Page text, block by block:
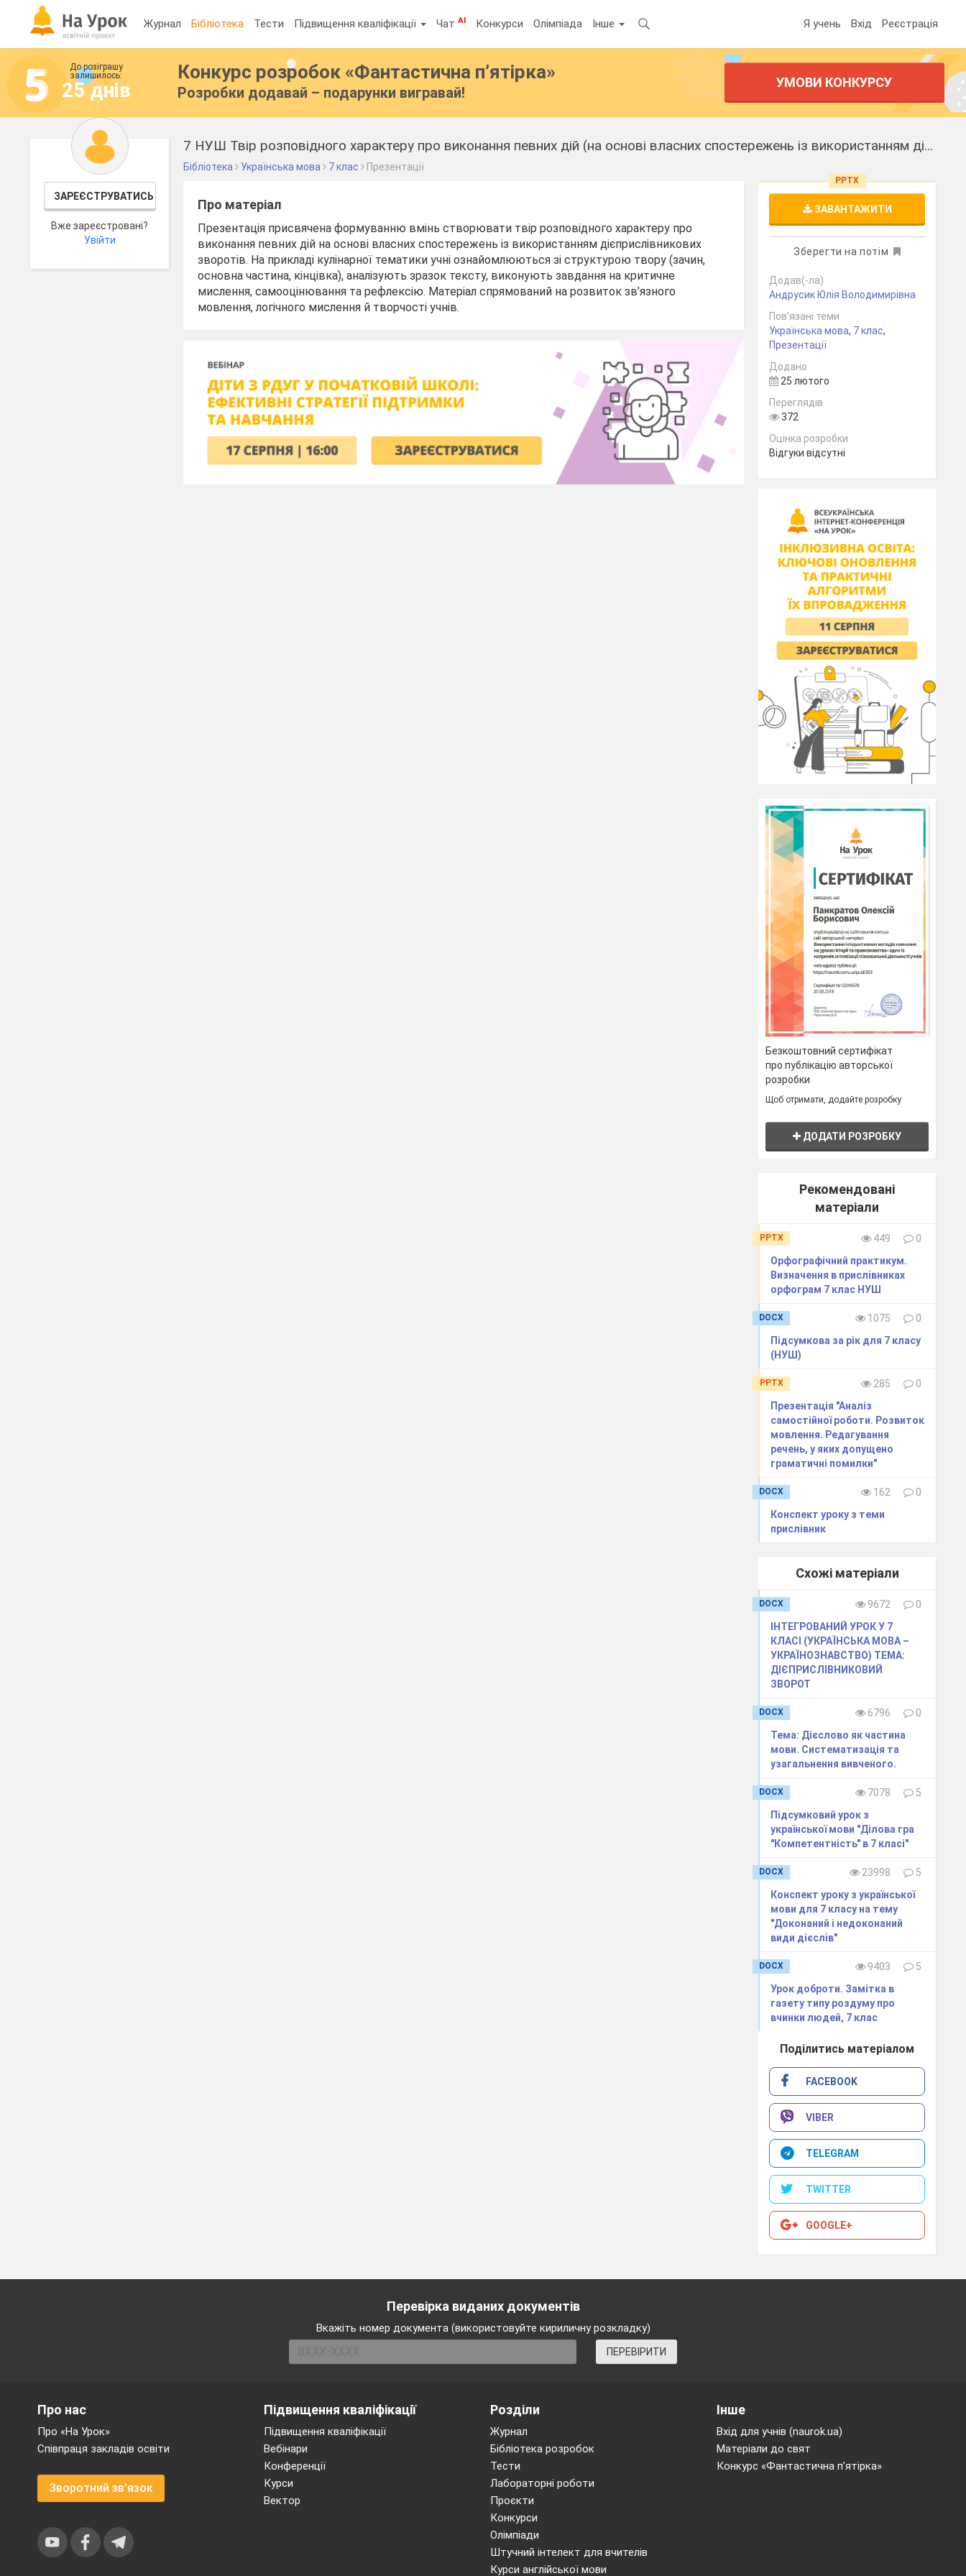
Журнал Бібліотека Тести Підвищення кваліфікації ЧатAI Конкурси Олімпіада Інше Я учень Вхід Реєстрація
До розіграшу
залишилось:
25 днів
Конкурс розробок «Фантастична п’ятірка»
Розробки додавай – подарунки вигравай!
УМОВИ КОНКУРСУ
ЗАРЕЄСТРУВАТИСЬ
Вже зареєстровані?
Увійти
7 НУШ Твір розповідного характеру про виконання певних дій (на основі власних спостережень із використанням дієприслівникових зворотів)
Бібліотека Українська мова 7 клас Презентації
Про матеріал
Презентація присвячена формуванню вмінь створювати твір розповідного характеру про
виконання певних дій на основі власних спостережень із використанням дієприслівникових
зворотів. На прикладі кулінарної тематики учні ознайомлюються зі структурою твору (зачин,
основна частина, кінцівка), аналізують зразок тексту, виконують завдання на критичне
мислення, самооцінювання та рефлексію. Матеріал спрямований на розвиток зв’язного
мовлення, логічного мислення й творчості учнів.
PPTX
ЗАВАНТАЖИТИ
Зберегти на потім
Додав(-ла)
Андрусик Юлія Володимирівна
Пов’язані теми
Українська мова, 7 клас,
Презентації
Додано
25 лютого
Переглядів
372
Оцінка розробки
Відгуки відсутні
Безкоштовний сертифікат
про публікацію авторської
розробки
Щоб отримати, додайте розробку
ДОДАТИ РОЗРОБКУ
Рекомендовані
матеріали
PPTX 449
0
Орфографічний практикум.
Визначення в прислівниках
орфограм 7 клас НУШ
DOCX 1075
0
Підсумкова за рік для 7 класу
(НУШ)
PPTX 285
0
Презентація "Аналіз
самостійної роботи. Розвиток
мовлення. Редагування
речень, у яких допущено
граматичні помилки"
DOCX 162
0
Конспект уроку з теми
прислівник
Схожі матеріали
DOCX 9672
0
ІНТЕГРОВАНИЙ УРОК У 7
КЛАСІ (УКРАЇНСЬКА МОВА –
УКРАЇНОЗНАВСТВО) ТЕМА:
ДІЄПРИСЛІВНИКОВИЙ
ЗВОРОТ
DOCX 6796
0
Тема: Дієслово як частина
мови. Систематизація та
узагальнення вивченого.
DOCX 7078
5
Підсумковий урок з
української мови "Ділова гра
"Компетентність" в 7 класі"
DOCX 23998
5
Конспект уроку з української
мови для 7 класу на тему
"Доконаний і недоконаний
види дієслів"
DOCX 9403
5
Урок доброти. Замітка в
газету типу роздуму про
вчинки людей, 7 клас
Поділитись матеріалом
FACEBOOK
VIBER
TELEGRAM
TWITTER
GOOGLE+
Перевірка виданих документів
Вкажіть номер документа (використовуйте кириличну розкладку)
ПЕРЕВІРИТИ
Підвищення кваліфікації
Підвищення кваліфікації
Вебінари
Конференції
Курси
Вектор
Розділи
Журнал
Бібліотека розробок
Тести
Лабораторні роботи
Проєкти
Конкурси
Олімпіади
Штучний інтелект для вчителів
Курси англійської мови
Про нас
Про «На Урок»
Співпраця закладів освіти
Зворотний зв'язок
Інше
Вхід для учнів (naurok.ua)
Матеріали до свят
Конкурс «Фантастична п’ятірка»